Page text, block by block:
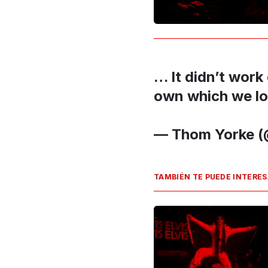
… It didn’t
own which we
— Thom Yorke
TAMBIÉN TE PUEDE